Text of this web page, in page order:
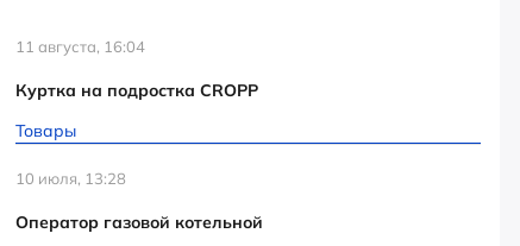
11 августа, 16:04
Куртка на подростка CROPP
Товары
10 июля, 13:28
Оператор газовой котельной